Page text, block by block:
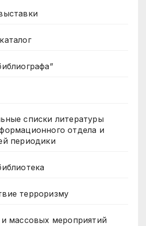
списки литературы
отдела и
периодики
терроризму
массовых мероприятий